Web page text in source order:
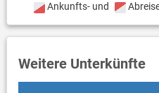
Ankunfts- und
Weitere Unterkünfte